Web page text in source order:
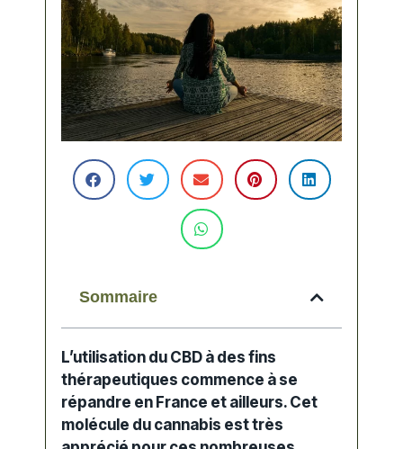
Sommaire
L’utilisation du CBD à des fins
thérapeutiques commence à se
répandre en France et ailleurs. Cet
molécule du cannabis est très